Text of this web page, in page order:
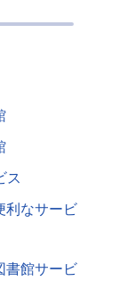
ス
利なサービ
書館サービ